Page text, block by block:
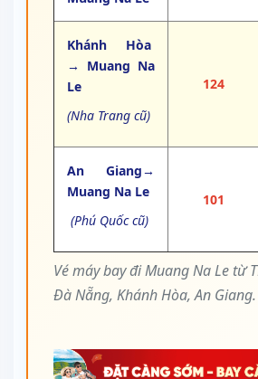
Vé máy bay đi Muang Na Le từ
Đà Nẵng, Khánh Hòa, An Giang.
Khánh Hòa
→ Muang Na
Le
(Nha Trang cũ)
124
An Giang→
Muang Na Le
(Phú Quốc cũ)
101